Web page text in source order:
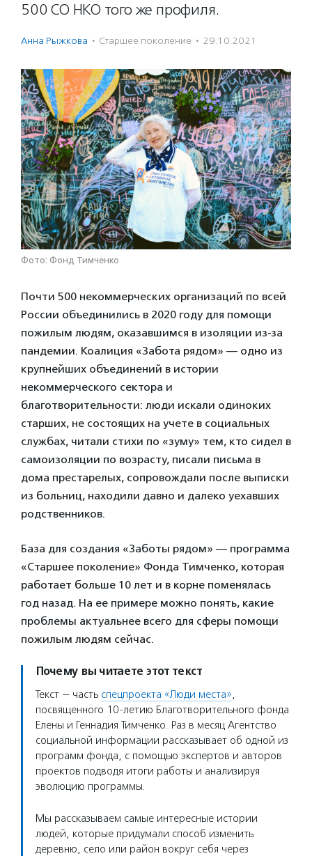
500 СО НКО того же профиля.
Анна Рыжкова · Старшее поколение · 29.10.2021
Фото: Фонд Тимченко
Почти 500 некоммерческих организаций по всей
России объединились в 2020 году для помощи
пожилым людям, оказавшимся в изоляции из-за
пандемии. Коалиция «Забота рядом» — одно из
крупнейших объединений в истории
некоммерческого сектора и
благотворительности: люди искали одиноких
старших, не состоящих на учете в социальных
службах, читали стихи по «зуму» тем, кто сидел в
самоизоляции по возрасту, писали письма в
дома престарелых, сопровождали после выписки
из больниц, находили давно и далеко уехавших
родственников.
База для создания «Заботы рядом» — программа
«Старшее поколение» Фонда Тимченко, которая
работает больше 10 лет и в корне поменялась
год назад. На ее примере можно понять, какие
проблемы актуальнее всего для сферы помощи
пожилым людям сейчас.
Почему вы читаете этот текст
Текст — часть спецпроекта «Люди места»,
посвященного 10-летию Благотворительного фонда
Елены и Геннадия Тимченко. Раз в месяц Агентство
социальной информации рассказывает об одной из
программ фонда, с помощью экспертов и авторов
проектов подводя итоги работы и анализируя
эволюцию программы.
Мы рассказываем самые интересные истории
людей, которые придумали способ изменить
деревню, село или район вокруг себя через